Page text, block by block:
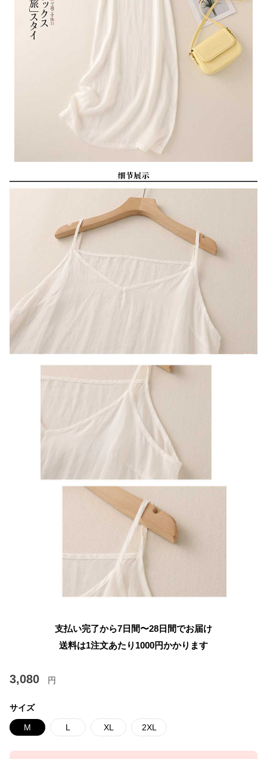
支払い完了から7日間〜28日間でお届け
送料は1注文あたり 1000円かかります
3,080 円
サイズ
M L XL 2XL